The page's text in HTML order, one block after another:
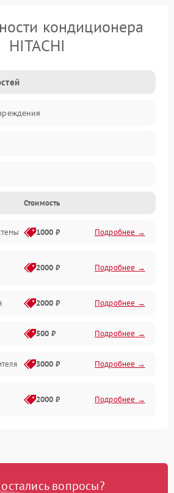
кондиционера
HITACHI
Стоимость
1000 ₽ Подробнее →
2000 ₽ Подробнее →
2000 ₽ Подробнее →
500 ₽ Подробнее →
3000 ₽ Подробнее →
2000 ₽ Подробнее →
Подробнее →
вопросы?